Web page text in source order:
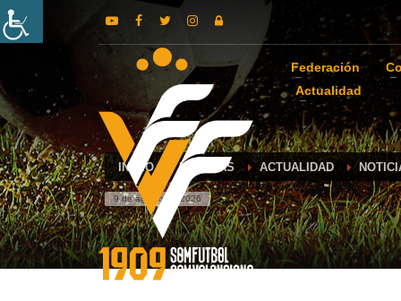
Federación
Actualidad
INICIO NOTICIAS ACTUALIDAD
9 de agosto de 2026